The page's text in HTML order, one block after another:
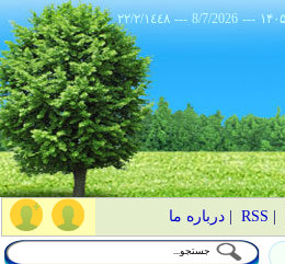
٢٢/٢/١٤٤٨ --- 8/7/2026 ---
RSS
|درباره ما